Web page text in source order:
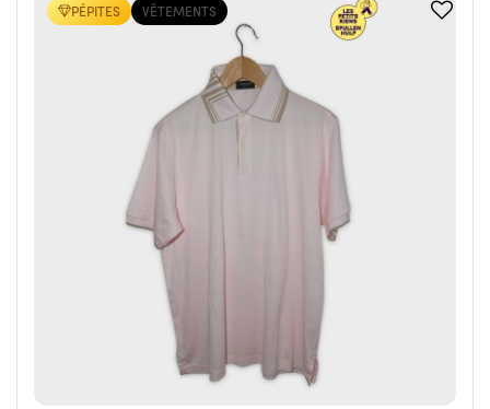
VÊTEMENTS
PÉPITES